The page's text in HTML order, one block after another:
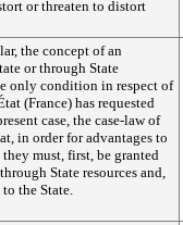
or threaten to distort
the concept of an
or through State
only condition in respect of
(France) has requested
case, the case-law of
in order for advantages to
must, first, be granted
State resources and,
the State.